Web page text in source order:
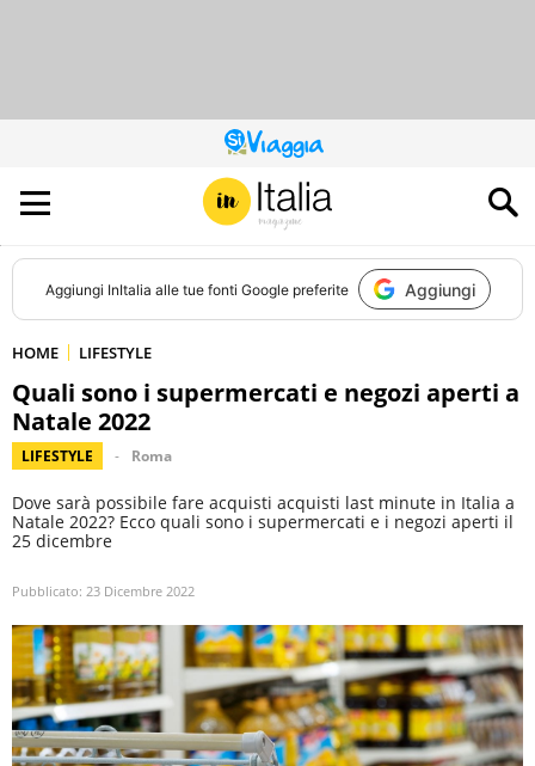
QUESTO
SITO
CONTRIBUISCE
ALL’AUDIENCE
DI
Aggiungi InItalia alle tue fonti Google preferite Aggiungi
HOME LIFESTYLE
Quali sono i supermercati e negozi aperti a
Natale 2022
LIFESTYLE Roma
Dove sarà possibile fare acquisti acquisti last minute in Italia a
Natale 2022? Ecco quali sono i supermercati e i negozi aperti il
25 dicembre
Pubblicato: 23 Dicembre 2022